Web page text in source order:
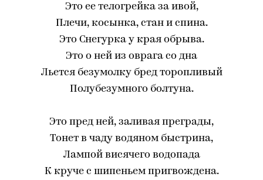
Это ее телогрейка за ивой,
Плечи, косынка, стан и спина.
Это Снегурка у края обрыва.
Это о ней из оврага со дна
Льется безумолку бред торопливый
Полубезумного болтуна.
Это пред ней, заливая преграды,
Тонет в чаду водяном быстрина,
Лампой висячего водопада
К круче с шипеньем пригвождена.